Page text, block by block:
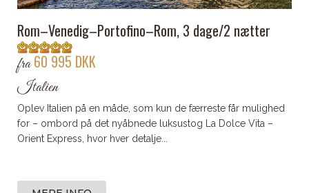
Rom–Venedig–Portofino–Rom, 3 dage/2 nætter
fra60 995 DKK
Italien
Oplev Italien på en måde, som kun de færreste får mulighed
for – ombord på det nyåbnede luksustog La Dolce Vita –
Orient Express, hvor hver detalje...